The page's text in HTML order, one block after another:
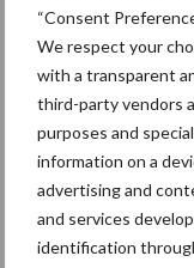
“Consent
We respect your
with a transparent
third-party vendors
purposes and
information on a
advertising and
and services
identification
Paul Jacobsop
herfst
Bart Persoon op
herfst
Edward Bakker op
PRO van Donaat
op